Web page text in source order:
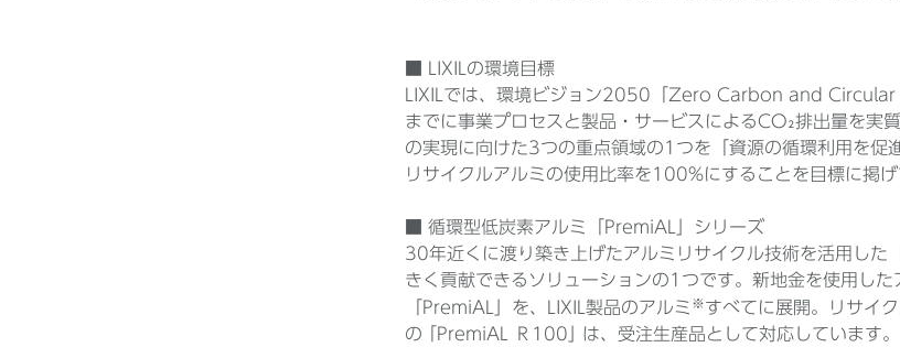
■ LIXILの環境目標
LIXILでは、環境ビジョン2050「Zero Carbon and
までに事業プロセスと製品・サービスによるCO₂排出量を実
の実現に向けた3つの重点領域の1つを「資源の循環利用を
リサイクルアルミの使用比率を100%にすることを目標に掲げ
■ 循環型低炭素アルミ「PremiAL」シリーズ
30年近くに渡り築き上げたアルミリサイクル技術を活用し
きく貢献できるソリューションの1つです。新地金を使用し
「PremiAL」を、LIXIL製品のアルミ ※すべてに展開。リサイ
の ｢PremiAL Ｒ100｣ は、受注生産品として対応しています。